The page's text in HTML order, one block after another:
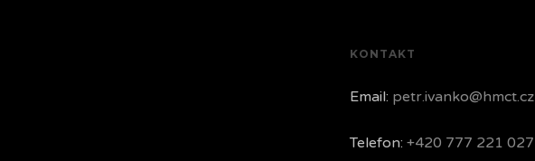
KONTAKT
Email: petr.ivanko@hmct.cz
Telefon: +420 777 221 027